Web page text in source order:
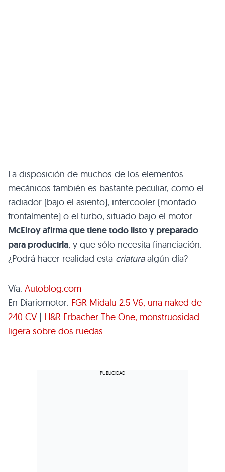
La disposición de muchos de los elementos
mecánicos también es bastante peculiar, como el
radiador (bajo el asiento), intercooler (montado
frontalmente) o el turbo, situado bajo el motor.
McElroy afirma que tiene todo listo y preparado
para producirla, y que sólo necesita financiación.
¿Podrá hacer realidad esta criaturaalgún día?
Vía: Autoblog.com
En Diariomotor: FGR Midalu 2.5 V6, una naked de
240 CV| H&R Erbacher The One, monstruosidad
ligera sobre dos ruedas